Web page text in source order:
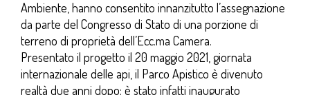
Ambiente, hanno consentito innanzitutto l’assegnazione
da parte del Congresso di Stato di una porzione di
terreno di proprietà dell’Ecc.ma Camera.
Presentato il progetto il 20 maggio 2021, giornata
internazionale delle api, il Parco Apistico è divenuto
realtà due anni dopo: è stato infatti inaugurato